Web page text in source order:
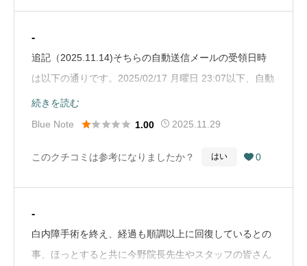
きり見え、色も鮮やかでとても驚きました。手術してい
ばんで見えることに気づきました。診察時、見える喜び
で「左目の手術が楽しみです。」と先生にお伝えしたと
期待しかありませんでした。今現在、両目手術が終了し
かったー！」ということです。世界が変わりました。本
当にありがとうございました。（Google Mapから引
-
追記（2025.11.14)そちらの自動送信メールの受領日時
は以下の通りです。2025/02/17 月曜日 23:07以下、自動
返信メールの一部本文を転記して示します。こんの眼科
お問い合わせいただきありがとうございます。以下の内
事をご希望の場合、返信には数日かかる場合もございま
□□□＠□□□□□■返答：必要（返信には数日かかる場合がご
続きを読む
Blue Note
 1.00 2025.11.29
このクチコミは参考になりましたか？ はい  0
-
白内障手術を終え、経過も順調以上に回復しているとの
事、ほっとすると共に今野院長先生やスタッフの皆さん